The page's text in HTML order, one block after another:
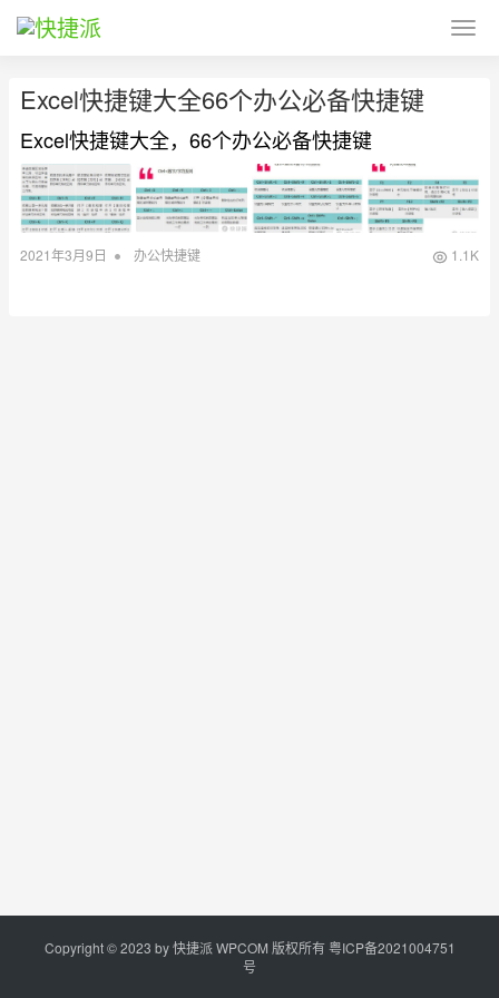
Excel快捷键大全66个办公必备快捷键
Excel快捷键大全，66个办公必备快捷键
2021年3月9日 • 办公快捷键 1.1K
Copyright © 2023 by快捷派WPCOM 版权所有粤ICP备2021004751
号